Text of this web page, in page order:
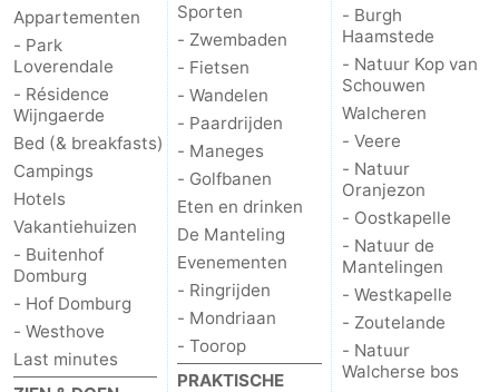
Appartementen
- Park
Loverendale
- Résidence
Wijngaerde
Bed (& breakfasts)
Campings
Hotels
Vakantiehuizen
- Buitenhof
Domburg
- Hof Domburg
- Westhove
Last minutes
Sporten
- Zwembaden
- Fietsen
- Wandelen
- Paardrijden
- Maneges
- Golfbanen
Eten en drinken
De Manteling
Evenementen
- Ringrijden
- Mondriaan
- Toorop
PRAKTISCHE
- Burgh
Haamstede
- Natuur Kop van
Schouwen
Walcheren
- Veere
- Natuur
Oranjezon
- Oostkapelle
- Natuur de
Mantelingen
- Westkapelle
- Zoutelande
- Natuur
Walcherse bos